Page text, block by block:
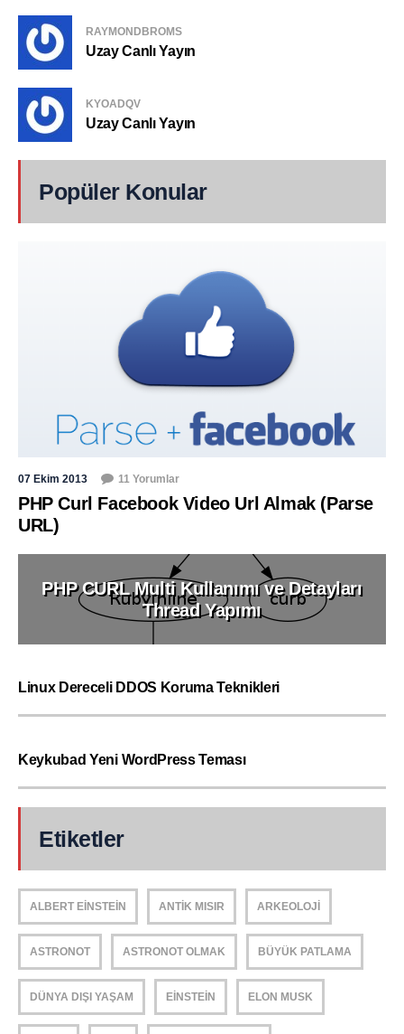
RAYMONDBROMS
Uzay Canlı Yayın
KYOADQV
Uzay Canlı Yayın
Popüler Konular
07 Ekim 2013 11 Yorumlar
PHP Curl Facebook Video Url Almak (Parse
URL)
PHP CURL Multi Kullanımı ve Detayları
Thread Yapımı
Linux Dereceli DDOS Koruma Teknikleri
Keykubad Yeni WordPress Teması
Etiketler
ALBERT EINSTEIN ANTIK MISIR ARKEOLOJI
ASTRONOT ASTRONOT OLMAK BÜYÜK PATLAMA
DÜNYA DIŞI YAŞAM EINSTEIN ELON MUSK